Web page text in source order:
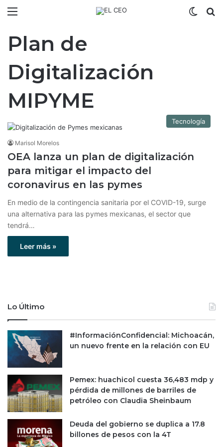
Plan de
Digitalización
MIPYME
Tecnología
Marisol Morelos
OEA lanza un plan de digitalización
para mitigar el impacto del
coronavirus en las pymes
En medio de la contingencia sanitaria por el COVID-19, surge
una alternativa para las pymes mexicanas, el sector que
tendrá…
Leer más »
Lo Último
#InformaciónConfidencial: Michoacán,
un nuevo frente en la relación con EU
Pemex: huachicol cuesta 36,483 mdp y
pérdida de millones de barriles de
petróleo con Claudia Sheinbaum
Deuda del gobierno se duplica a 17.8
billones de pesos con la 4T